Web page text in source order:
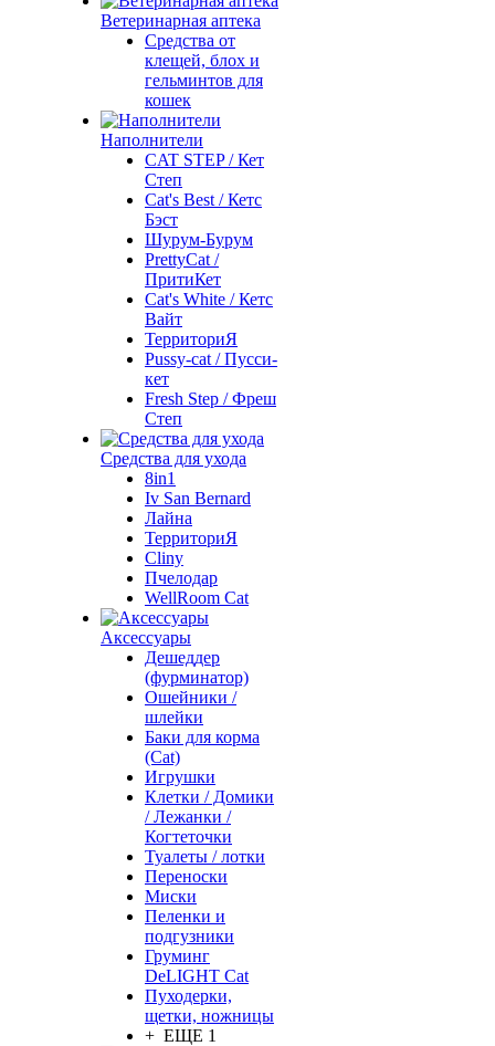
Ветеринарная аптека
Средства от
клещей, блох и
гельминтов для
кошек
Наполнители
CAT STEP / Кет
Степ
Cat's Best / Кетс
Бэст
Шурум-Бурум
PrettyCat /
ПритиКет
Cat's White / Кетс
Вайт
ТерриториЯ
Pussy-cat / Пусси-
кет
Fresh Step / Фреш
Степ
Средства для ухода
8in1
Iv San Bernard
Лайна
ТерриториЯ
Cliny
Пчелодар
WellRoom Cat
Аксессуары
Дешеддер
(фурминатор)
Ошейники /
шлейки
Баки для корма
(Cat)
Игрушки
Клетки / Домики
/ Лежанки /
Когтеточки
Туалеты / лотки
Переноски
Миски
Пеленки и
подгузники
Груминг
DeLIGHT Cat
Пуходерки,
щетки, ножницы
+ ЕЩЕ 1